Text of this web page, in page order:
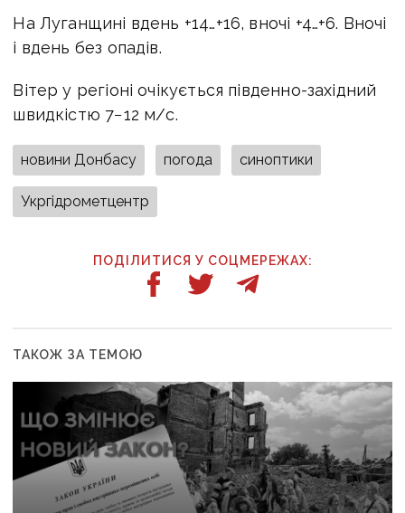
На Луганщині вдень +14…+16, вночі +4…+6. Вночі
і вдень без опадів.
Вітер у регіоні очікується південно-західний
швидкістю 7−12 м/с.
новини Донбасу погода синоптики
Укргідрометцентр
ПОДІЛИТИСЯ У СОЦМЕРЕЖАХ:
ТАКОЖ ЗА ТЕМОЮ